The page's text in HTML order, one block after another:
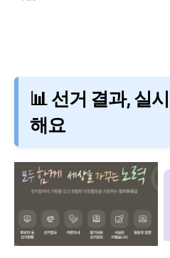
📊 선거 결과, 실
해요